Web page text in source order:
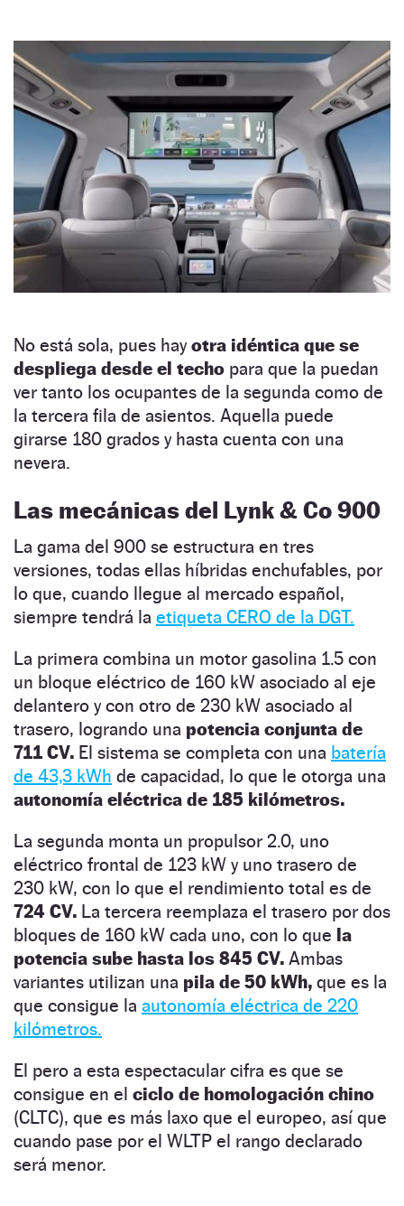
No está sola, pues hayotra idéntica que se
despliega desde el techo para que la puedan
ver tanto los ocupantes de la segunda como de
la tercera fila de asientos. Aquella puede
girarse 180 grados y hasta cuenta con una
nevera.
Las mecánicas del Lynk & Co 900
La gama del 900 se estructura en tres
versiones, todas ellas híbridas enchufables, por
lo que, cuando llegue al mercado español,
siempre tendrá la etiqueta CERO de la DGT.
La primera combina un motor gasolina 1.5 con
un bloque eléctrico de 160 kW asociado al eje
delantero y con otro de 230 kW asociado al
trasero, logrando una potencia conjunta de
711 CV. El sistema se completa con una batería
de 43,3 kWh de capacidad, lo que le otorga una
autonomía eléctrica de 185 kilómetros.
La segunda monta un propulsor 2.0, uno
eléctrico frontal de 123 kW y uno trasero de
230 kW, con lo que el rendimiento total es de
724 CV. La tercera reemplaza el trasero por dos
bloques de 160 kW cada uno, con lo que la
potencia sube hasta los 845 CV. Ambas
variantes utilizan una pila de 50 kWh, que es la
que consigue la autonomía eléctrica de 220
kilómetros.
El pero a esta espectacular cifra es que se
consigue en el ciclo de homologación chino
(CLTC), que es más laxo que el europeo, así que
cuando pase por el WLTP el rango declarado
será menor.